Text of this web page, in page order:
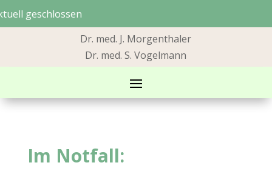
geschlossen
Dr. med. J. Morgenthaler
Dr. med. S. Vogelmann
Im Notfall: